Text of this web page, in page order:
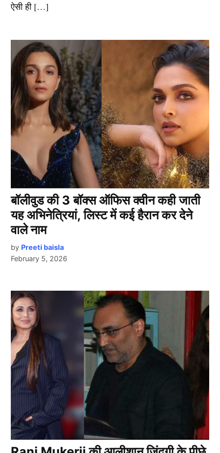
ऐसी ही […]
बॉलीवुड की 3 बॉक्स ऑफिस क्वीन कही जाती
यह अभिनेत्रियां, लिस्ट में कई हैरान कर देने
वाले नाम
by Preeti baisla
February 5, 2026